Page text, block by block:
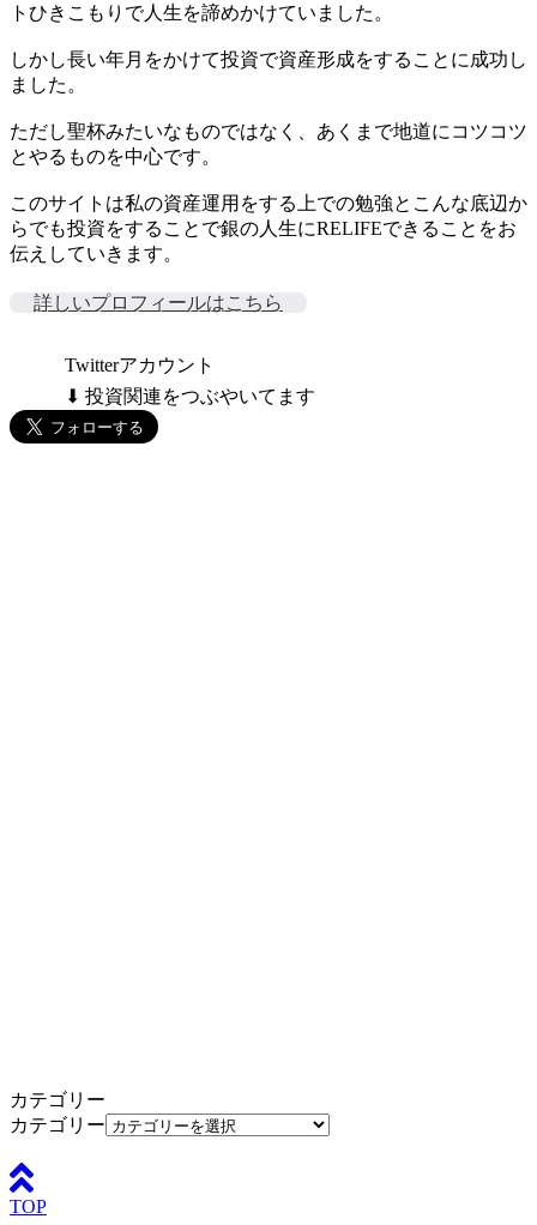
トひきこもりで人生を諦めかけていました。
しかし長い年月をかけて投資で資産形成をすることに成功し
ました。
ただし聖杯みたいなものではなく、あくまで地道にコツコツ
とやるものを中心です。
このサイトは私の資産運用をする上での勉強とこんな底辺か
らでも投資をすることで銀の人生にRELIFEできることをお
伝えしていきます。
詳しいプロフィールはこちら
Twitterアカウント
⬇ 投資関連をつぶやいてます
カテゴリー
カテゴリー
TOP